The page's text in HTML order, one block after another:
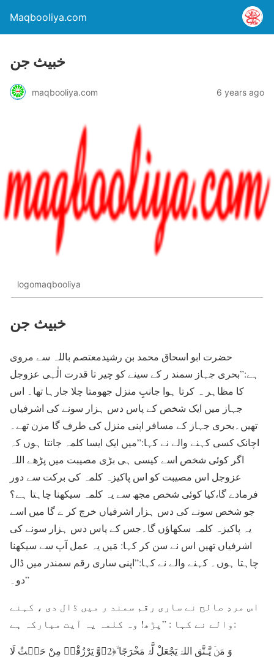
Maqbooliya.com
خبیث جن
maqbooliya.com 6 years ago
logomaqbooliya
خبیث جن
حضرت ابو اسحاق محمد بن رشیدمعتصم باللہ سے مروی
ہے:”بحری جہاز سمند ر کے سینے کو چیر تا قدرت الٰہی عزوجل
کا مظاہر ہ کرتا ہوا جانبِ منزل جھومتا چلا جارہا تھا۔ اس
جہاز میں ایک شخص کے پاس دس ہزار سونے کی اشرفیاں
تھیں۔بحری جہاز کے مسافر اپنی منزل کی طرف گا مزن تھے۔
اچانک کسی کہنے والے نے کہا:”میں ایک ایسا کلمہ جانتا ہوں کہ
اگر کوئی شخص اسے کیسی ہی بڑی مصیبت میں پڑھے اللہ
عزوجل اس مصیبت کو اس پاکیزہ کلمہ کی برکت سے دور
فرمادے گا،کیا کوئی شخص مجھ سے یہ کلمہ سیکھنا چاہتا ہے؟
جو شخص سونے کی دس ہزار اشرفیاں خرچ کر ے گا میں اسے
یہ پاکیزہ کلمہ سکھاؤں گا۔جس کے پاس دس ہزار سونے کی
اشرفیاں تھیں اس نے سن کر کہا: مَیں یہ عمل آپ سے سیکھنا
چاہتا ہوں۔ کہنے والے نے کہا:”اپنی ساری رقم سمندر میں ڈال
دو۔”
اس مردِ صالح نے ساری رقم سمند ر میں ڈال دی ، کہنے
والے نے کہا : ”پڑھ! وہ کلمہ یہ آیت مبارکہ ہے:
وَ مَنۡ یَّـتَّقِ اللہَ یَجْعَلْ لَّہٗ مَخْرَجًا ۙ﴿2﴾وَّ یَرْزُقْہُ مِنْ حَیۡثُ لَا